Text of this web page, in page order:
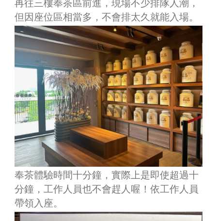
再往三樓奉茶區前進，現場不少排隊人潮，
但因座位區相當多，不會排太久就能入場。
奉茶體驗時間十分鐘，實際上是即使超過十
分鐘，工作人員也不會趕人喔！依工作人員
帶領入座。